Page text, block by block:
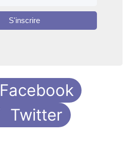
S'inscrire
Facebook
Twitter